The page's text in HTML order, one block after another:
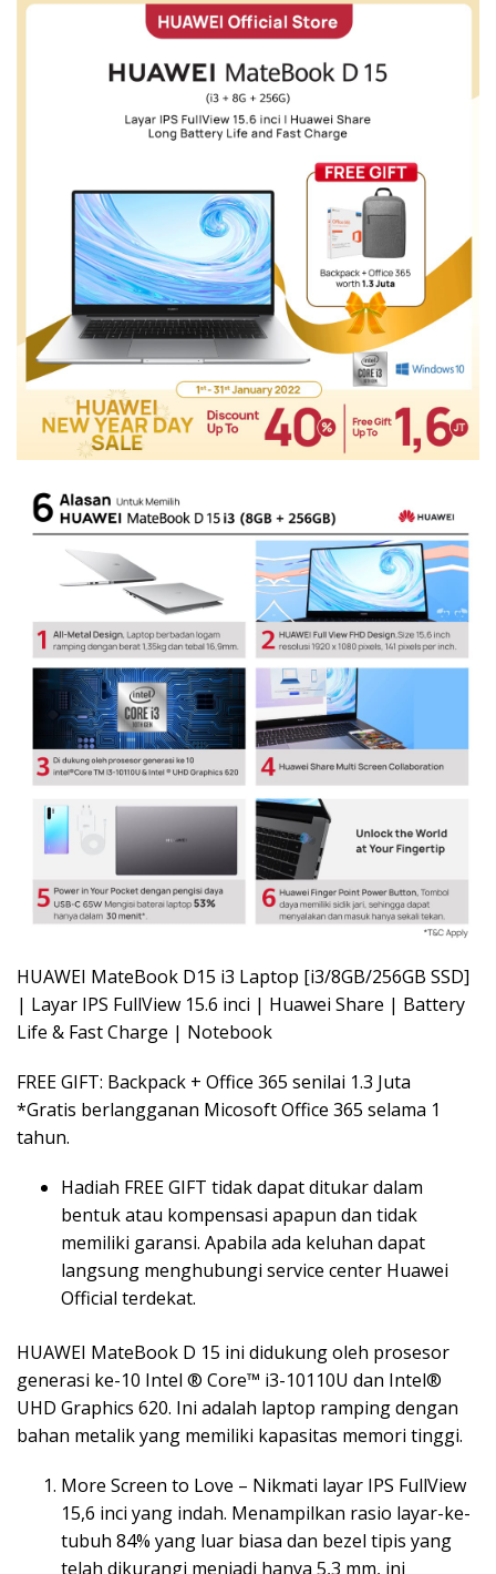
HUAWEI MateBook D15 i3 Laptop [i3/8GB/256GB SSD]
| Layar IPS FullView 15.6 inci | Huawei Share | Battery
Life & Fast Charge | Notebook
FREE GIFT: Backpack + Office 365 senilai 1.3 Juta
*Gratis berlangganan Micosoft Office 365 selama 1
tahun.
Hadiah FREE GIFT tidak dapat ditukar dalam
bentuk atau kompensasi apapun dan tidak
memiliki garansi. Apabila ada keluhan dapat
langsung menghubungi service center Huawei
Official terdekat.
HUAWEI MateBook D 15 ini didukung oleh prosesor
generasi ke-10 Intel ® Core™ i3-10110U dan Intel®
UHD Graphics 620. Ini adalah laptop ramping dengan
bahan metalik yang memiliki kapasitas memori tinggi.
More Screen to Love – Nikmati layar IPS FullView
15,6 inci yang indah. Menampilkan rasio layar-ke-
tubuh 84% yang luar biasa dan bezel tipis yang
telah dikurangi menjadi hanya 5,3 mm, ini